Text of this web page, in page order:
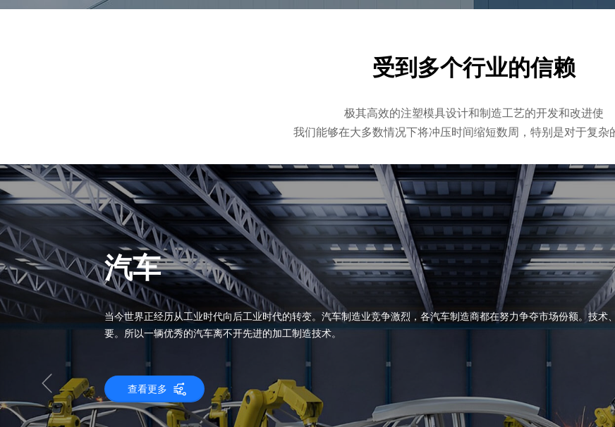
受到多个行业的信赖
极其高效的注塑模具设计和制造工艺的开发和改进使
我们能够在大多数情况下将冲压时间缩短数周，特别是对于复杂
动化
医疗器械对社会产生重大影响。他们提供必要的工具和设备，支持医疗保健专业人员诊断、治疗和监测疾病。医疗
活质量。我们可以利用这些常见的加工工艺制造和定制医疗设备和仪器
查看更多
选择 TS PROTOTYPES
的四大理由
我们的目标是建立互惠
服务将您的概念变为现
原型和最终用途组件。
准。
01